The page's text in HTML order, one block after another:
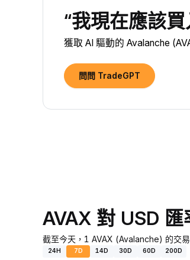
“我現在應該
獲取 AI 驅動的 Avalanche
問問 TradeGPT
AVAX 對 USD 匯
截至今天，1 AVAX (Avalanche) 的交
24H 7D 14D 30D 60D 200D